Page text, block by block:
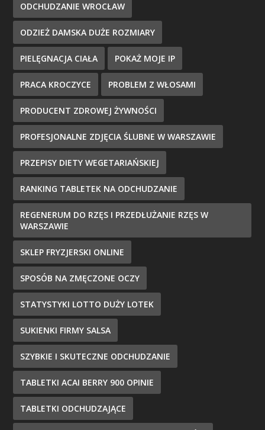
ODCHUDZANIE WROCŁAW
ODZIEŻ DAMSKA DUŻE ROZMIARY
PIELĘGNACJA CIAŁA POKAŻ MOJE IP
PRACA KROCZYCE PROBLEM Z WŁOSAMI
PRODUCENT ZDROWEJ ŻYWNOŚCI
PROFESJONALNE ZDJĘCIA ŚLUBNE W WARSZAWIE
PRZEPISY DIETY WEGETARIAŃSKIEJ
RANKING TABLETEK NA ODCHUDZANIE
REGENERUM DO RZĘS I PRZEDŁUŻANIE RZĘS W
WARSZAWIE
SKLEP FRYZJERSKI ONLINE
SPOSÓB NA ZMĘCZONE OCZY
STATYSTYKI LOTTO DUŻY LOTEK
SUKIENKI FIRMY SALSA
SZYBKIE I SKUTECZNE ODCHUDZANIE
TABLETKI ACAI BERRY 900 OPINIE
TABLETKI ODCHUDZAJĄCE